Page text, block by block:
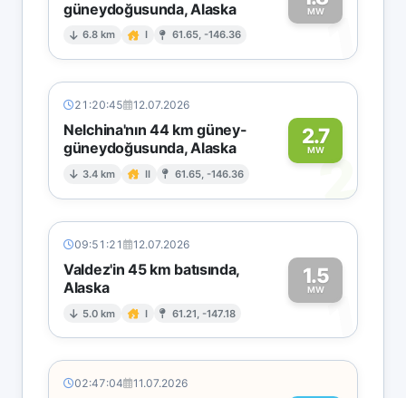
güneydoğusunda, Alaska
6.8 km I 61.65, -146.36
MW1
21:20:45 12.07.2026
Nelchina'nın 44 km güney-
güneydoğusunda, Alaska
3.4 km II 61.65, -146.36
2.7
MW
2
09:51:21 12.07.2026
Valdez'in 45 km batısında,
Alaska
5.0 km I 61.21, -147.18
1.5
MW1
02:47:04 11.07.2026